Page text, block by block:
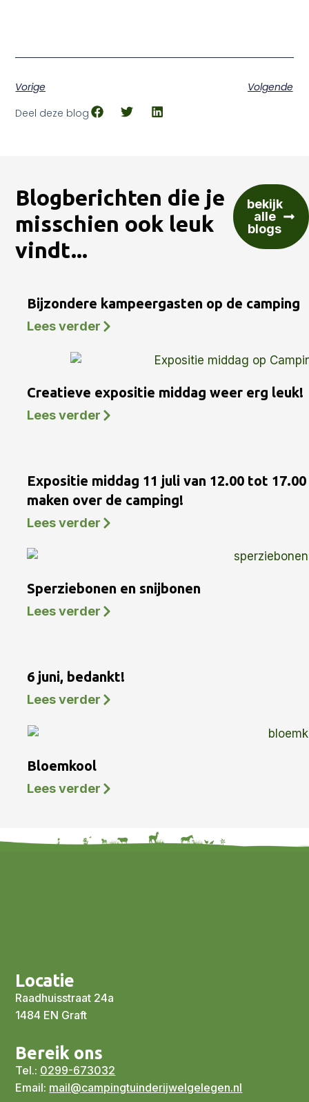
Vorige
Volgende
Deel deze blog
Blogberichten die je
misschien ook leuk
vindt...
bekijk
alle
blogs
Bijzondere kampeergasten op de camping
Lees verder
Creatieve expositie middag weer erg leuk!
Lees verder
Expositie middag 11 juli van 12.00 tot
maken over de camping!
Lees verder
Sperziebonen en snijbonen
Lees verder
6 juni, bedankt!
Lees verder
Bloemkool
Lees verder
Locatie
Raadhuisstraat 24a
1484 EN Graft
Bereik ons
Tel.: 0299-673032
Email: mail@campingtuinderijwelgelegen.nl